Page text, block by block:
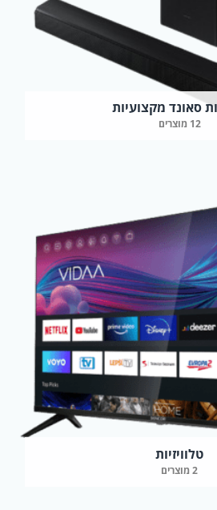
סאונד מקצועיות
12 מוצרים
טלוויזיות
2 מוצרים